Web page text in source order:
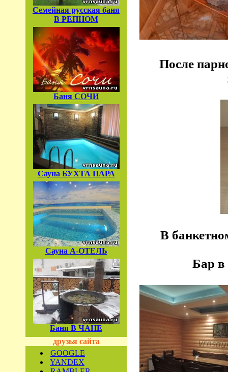
Семейная русская баня
В РЕПНОМ
Баня СОЧИ
Сауна БУХТА ПАРА
Сауна А-ОТЕЛЬ
Баня В ЧАНЕ
друзья сайта
GOOGLE
YANDEX
После
В
Бар в